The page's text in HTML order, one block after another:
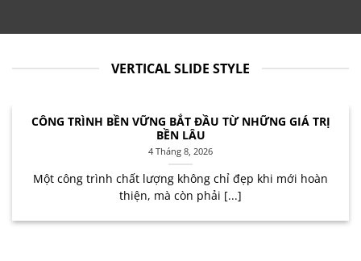
VERTICAL SLIDE STYLE
CÔNG TRÌNH BỀN VỮNG BẮT ĐẦU TỪ NHỮNG GIÁ TRỊ
BỀN LÂU
4 Tháng 8, 2026
Một công trình chất lượng không chỉ đẹp khi mới hoàn
thiện, mà còn phải [...]